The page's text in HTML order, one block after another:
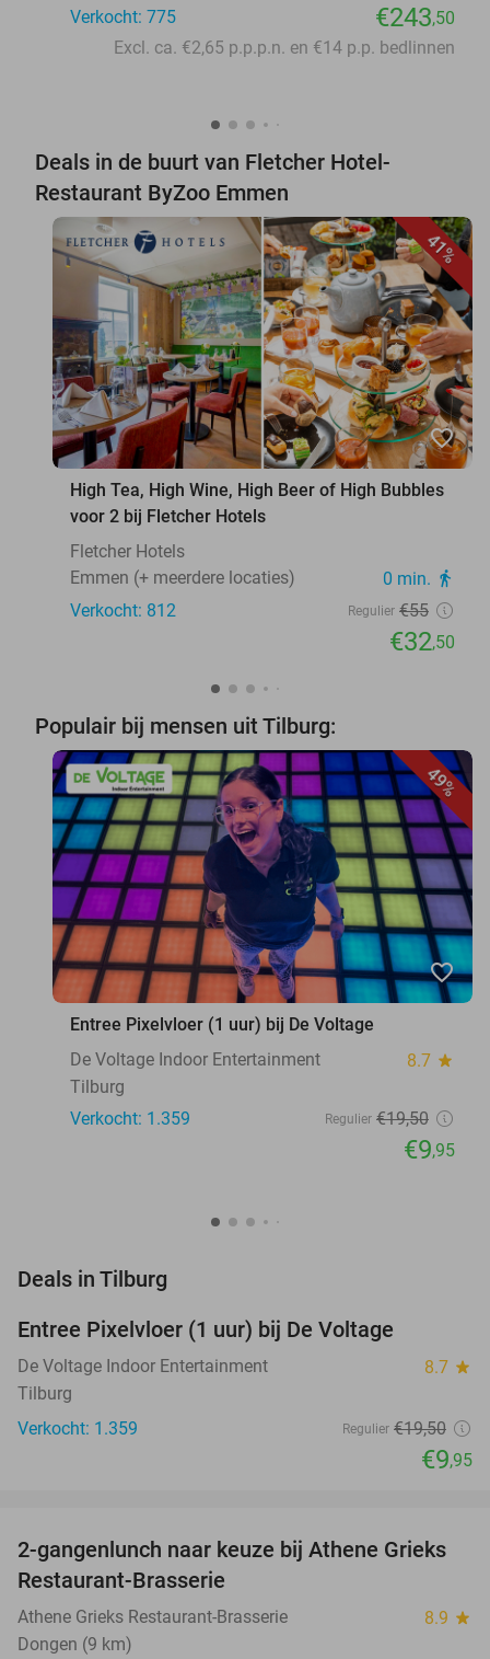
Verkocht: 775
€243,50
Excl. ca. €2,65 p.p.p.n. en €14 p.p. bedlinnen
Deals in de buurt van Fletcher Hotel-
Restaurant ByZoo Emmen
41%
favorite_border
High Tea, High Wine, High Beer of High Bubbles
voor 2 bij Fletcher Hotels
Fletcher Hotels
Emmen (+ meerdere locaties)
0 min. directions_walk
Verkocht: 812 Regulier €55
€32,50
Populair bij mensen uit Tilburg:
49%
favorite_border
Entree Pixelvloer (1 uur) bij De Voltage
De Voltage Indoor Entertainment
8.7 star
Tilburg
Verkocht: 1.359
Regulier €19,50
€9,95
Deals in Tilburg
Entree Pixelvloer (1 uur) bij De Voltage
De Voltage Indoor Entertainment 8.7 star
Tilburg
Verkocht: 1.359
Regulier €19,50
€9,95
40%
NEW
TODAY
2-gangenlunch naar keuze bij Athene Grieks
Restaurant-Brasserie
Athene Grieks Restaurant-Brasserie 8.9 star
Dongen (9 km)